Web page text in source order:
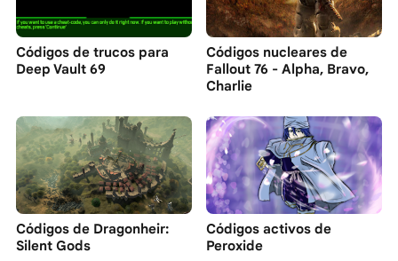
Códigos de trucos para
Deep Vault 69
Códigos nucleares de
Fallout 76 - Alpha, Bravo,
Charlie
Códigos de Dragonheir:
Silent Gods
Códigos activos de
Peroxide